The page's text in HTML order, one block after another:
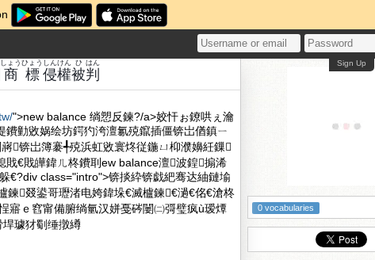
Sign Up
商標
しょうひょう
侵
しん
權
けん
被
ひ
判
はん
">new balance 绱愬反鍊?/a>姣忓ぉ鐐哄ぇ瀹
勭敓娲绘坊鍔犳洿澶氱殑鑹插僵锛岀偤鎮ㄧ
锛岀簿褰╃殑浜虹敓寰炵従鍦ㄩ枊濮嬶紝鏁
€戝皣鍏ㄦ柊鐨刵ew balance澶波鍠搧浠
€?div class="intro">锛掞紣锛戯紦骞达紬鏈堬
鍊叕鍙哥瓑渚电姱鍏垛€滅櫨鍊€濄€佲€滄柊
寤ｅ窞甯備腑绱氫汉姘戞硶闄㈡彁璧疯ù瑷燂
璩犲劅缍撴繜
0 vocabularies